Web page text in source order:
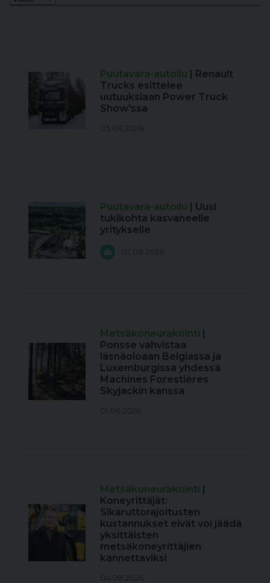
Puutavara-autoilu | Renault
Trucks esittelee
uutuuksiaan Power Truck
Show'ssa
03.08.2026
Puutavara-autoilu | Uusi
tukikohta kasvaneelle
yritykselle
02.08.2026
Metsäkoneurakointi |
Ponsse vahvistaa
läsnäoloaan Belgiassa ja
Luxemburgissa yhdessä
Machines Forestières
Skyjackin kanssa
01.08.2026
Metsäkoneurakointi |
Koneyrittäjät:
Sikaruttorajoitusten
kustannukset eivät voi jäädä
yksittäisten
metsäkoneyrittäjien
kannettaviksi
04.08.2026